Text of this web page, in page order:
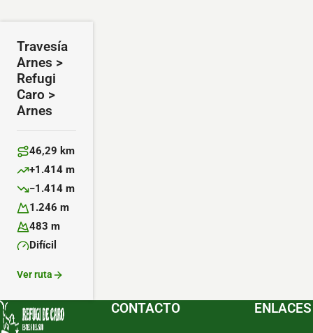
Travesía
Arnes >
Refugi
Caro >
Arnes
Distancia:
46,29 km
Desnivel positivo:
+1.414 m
Desnivel negativo:
−1.414 m
Altitud máxima:
1.246 m
Altitud mínima:
483 m
Dificultad:
Difícil
Ver ruta
CONTACTO ENLACES